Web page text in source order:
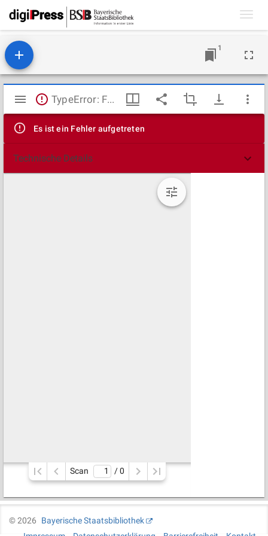
1
Mirador
Viewer
TypeError: Failed to fetch
Es ist ein Fehler aufgetreten
Technische Details
Scan / 0
©2026
Bayerische Staatsbibliothek